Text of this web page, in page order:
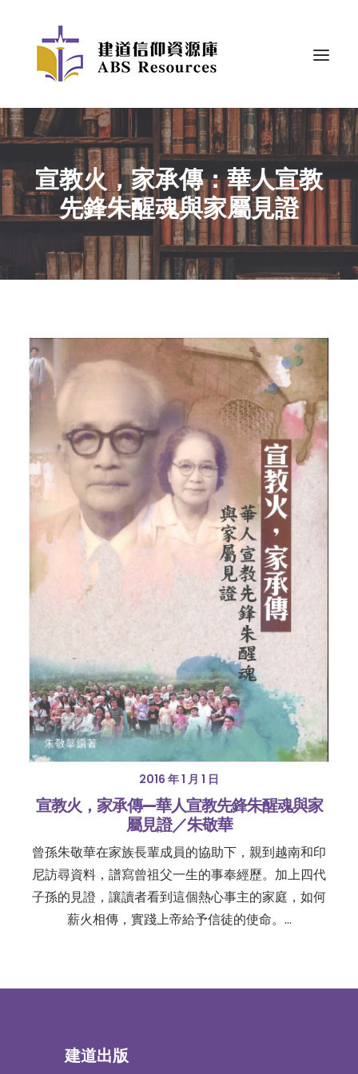
宣教火，家承傳：華人宣教
先鋒朱醒魂與家屬見證
2016 年 1 月 1 日
宣教火，家承傳—華人宣教先鋒朱醒魂與家
屬見證／朱敬華
曾孫朱敬華在家族長輩成員的協助下，親到越南和印
尼訪尋資料，譜寫曾祖父一生的事奉經歷。加上四代
子孫的見證，讓讀者看到這個熱心事主的家庭，如何
薪火相傳，實踐上帝給予信徒的使命。…
建道出版